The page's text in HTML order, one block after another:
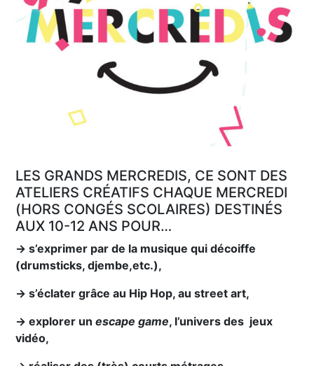
LES GRANDS MERCREDIS, CE SONT DES
ATELIERS CRÉATIFS CHAQUE MERCREDI
(HORS CONGÉS SCOLAIRES) DESTINÉS
AUX 10-12 ANS POUR…
→ s’exprimer par de la musique qui décoiffe
(drumsticks, djembe,etc.),
→ s’éclater grâce au Hip Hop, au street art,
→ explorer unescape game, l’univers des jeux
vidéo,